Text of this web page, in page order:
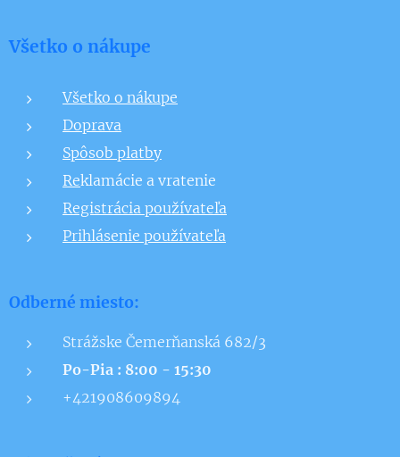
Všetko o nákupe
Všetko o nákupe
Doprava
Spôsob platby
Reklamácie a vratenie
Registrácia používateľa
Prihlásenie používateľa
Odberné miesto:
Strážske Čemerňanská 682/3
Po-Pia : 8:00 - 15:30
+421908609894